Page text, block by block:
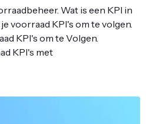
Wat is een KPI in
voorraad KPI's om te volgen.
KPI's om te Volgen.
KPI's met